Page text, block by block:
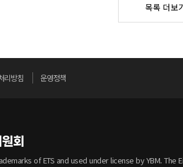
목록 더보
리방침 운영정책
of ETS and used under license by YBM. The